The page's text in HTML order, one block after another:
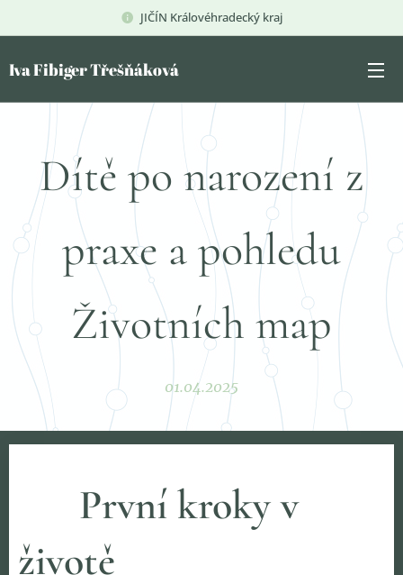
JIČÍN Královéhradecký kraj
Iva Fibiger Třešňáková
Dítě po narození z
praxe a pohledu
Životních map
01.04.2025
První kroky v
životě